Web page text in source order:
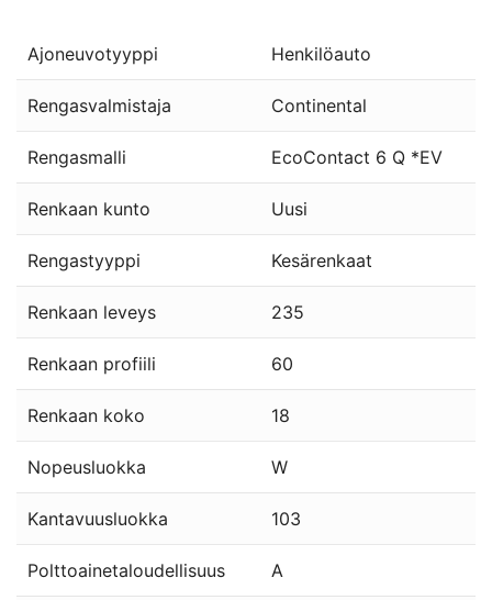
Ajoneuvotyyppi Henkilöauto
Rengasvalmistaja Continental
Rengasmalli EcoContact 6 Q *EV
Renkaan kunto Uusi
Rengastyyppi Kesärenkaat
Renkaan leveys 235
Renkaan profiili 60
Renkaan koko 18
Nopeusluokka W
Kantavuusluokka 103
Polttoainetaloudellisuus A